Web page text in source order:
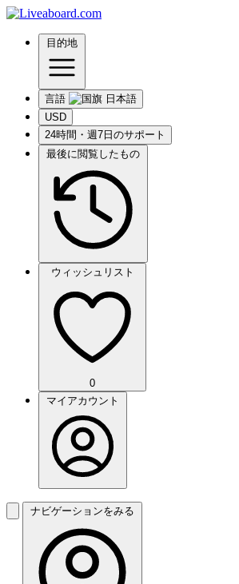
目的地
言語
USD
24時間・週7日のサポート
最後に閲覧したもの
ウィッシュリスト
0
マイアカウント
ナビゲーションをみる